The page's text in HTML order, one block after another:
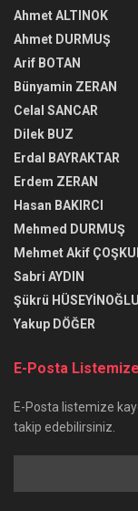
Ahmet ALTINOK
Ahmet DURMUŞ
Arif BOTAN
Bünyamin ZERAN
Celal SANCAR
Dilek BUZ
Erdal BAYRAKTAR
Erdem ZERAN
Hasan BAKIRCI
Mehmed DURMUŞ
Mehmet Akif
Sabri AYDIN
Şükrü HÜSEYİNOĞLU
Yakup DÖĞER
E-Posta
E-Posta listemize
takip edebilirsiniz.